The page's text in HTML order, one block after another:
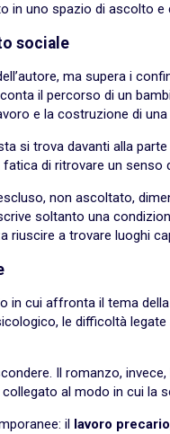
in uno spazio di ascolto
sociale
ma supera i
il percorso di un
e la costruzione di
si trova davanti alla
di ritrovare un senso
non ascoltato,
soltanto una
riuscire a trovare luoghi
in cui affronta il tema della
le difficoltà
Il romanzo,
al modo in cui la
il lavoro precario